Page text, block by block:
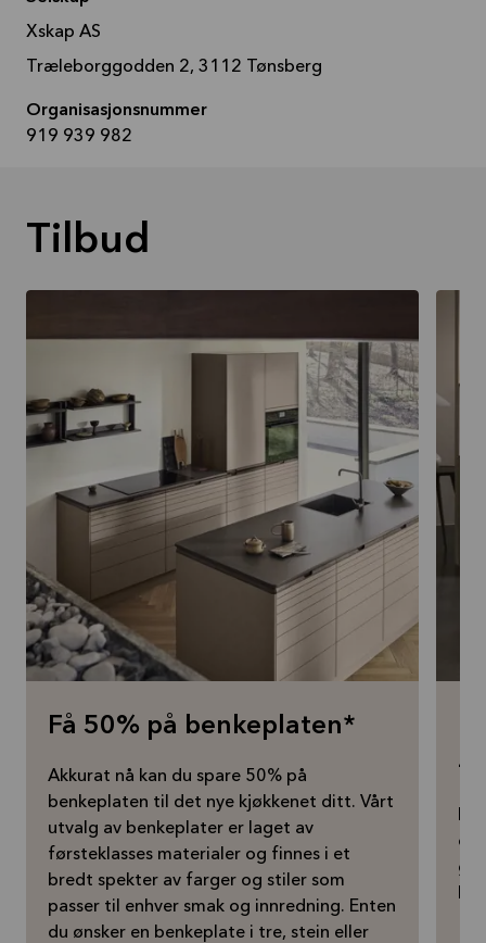
Xskap AS
Træleborggodden 2, 3112 Tønsberg
Organisasjonsnummer
919 939 982
Tilbud
Få 50% på benkeplaten*
Akkurat nå kan du spare 50% på
benkeplaten til det nye kjøkkenet ditt. Vårt
utvalg av benkeplater er laget av
førsteklasses materialer og finnes i et
bredt spekter av farger og stiler som
passer til enhver smak og innredning. Enten
du ønsker en benkeplate i tre, stein eller
–